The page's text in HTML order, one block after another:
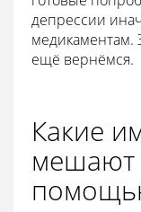
депрессии
ещё вернёмся.
Какие
мешают